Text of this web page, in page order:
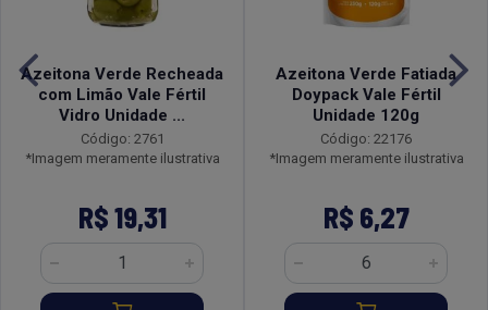
Azeitona Verde Recheada
com Limão Vale Fértil
Vidro Unidade ...
Código: 2761
*Imagem meramente ilustrativa
R$ 19,31
Azeitona Verde Fatiada
Doypack Vale Fértil
Unidade 120g
Código: 22176
*Imagem meramente ilustrativa
R$ 6,27